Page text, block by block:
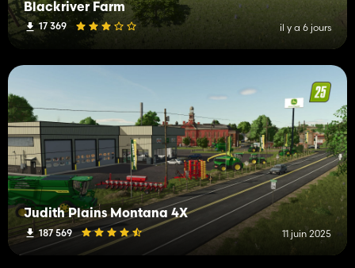
Blackriver Farm
17 369 il y a 6 jours
Judith Plains Montana 4X
187 569 11 juin 2025